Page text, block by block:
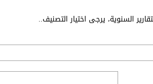
السنوية، يرجى اختيار التصنيف..